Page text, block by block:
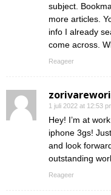
subject.
more articles.
info I already
come across.
Reageer
1 juli 2022 at 12:53
Hey! I’m at
iphone 3gs!
and look
outstanding
Reageer